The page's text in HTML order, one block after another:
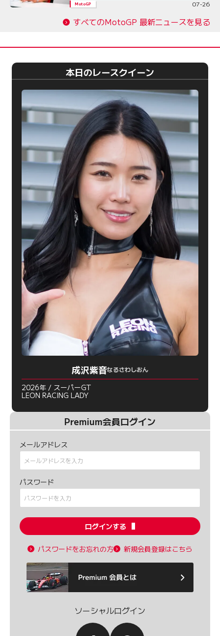
MotoGP 07-26
すべてのMotoGP 最新ニュースを見る
本日のレースクイーン
成沢紫音なるさわしおん
2026年 / スーパーGT
LEON RACING LADY
Premium会員ログイン
メールアドレス
パスワード
ログインする
パスワードをお忘れの方 新規会員登録はこちら
ソーシャルログイン